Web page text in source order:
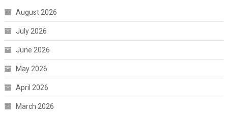
August 2026
July 2026
June 2026
May 2026
April 2026
March 2026